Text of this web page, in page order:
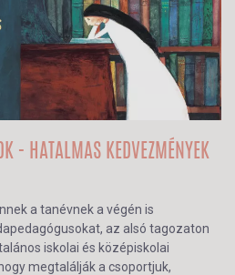
- HATALMAS KEDVEZMÉNYEK
a tanévnek a végén is
az alsó tagozaton
iskolai és középiskolai
megtalálják a csoportjuk,